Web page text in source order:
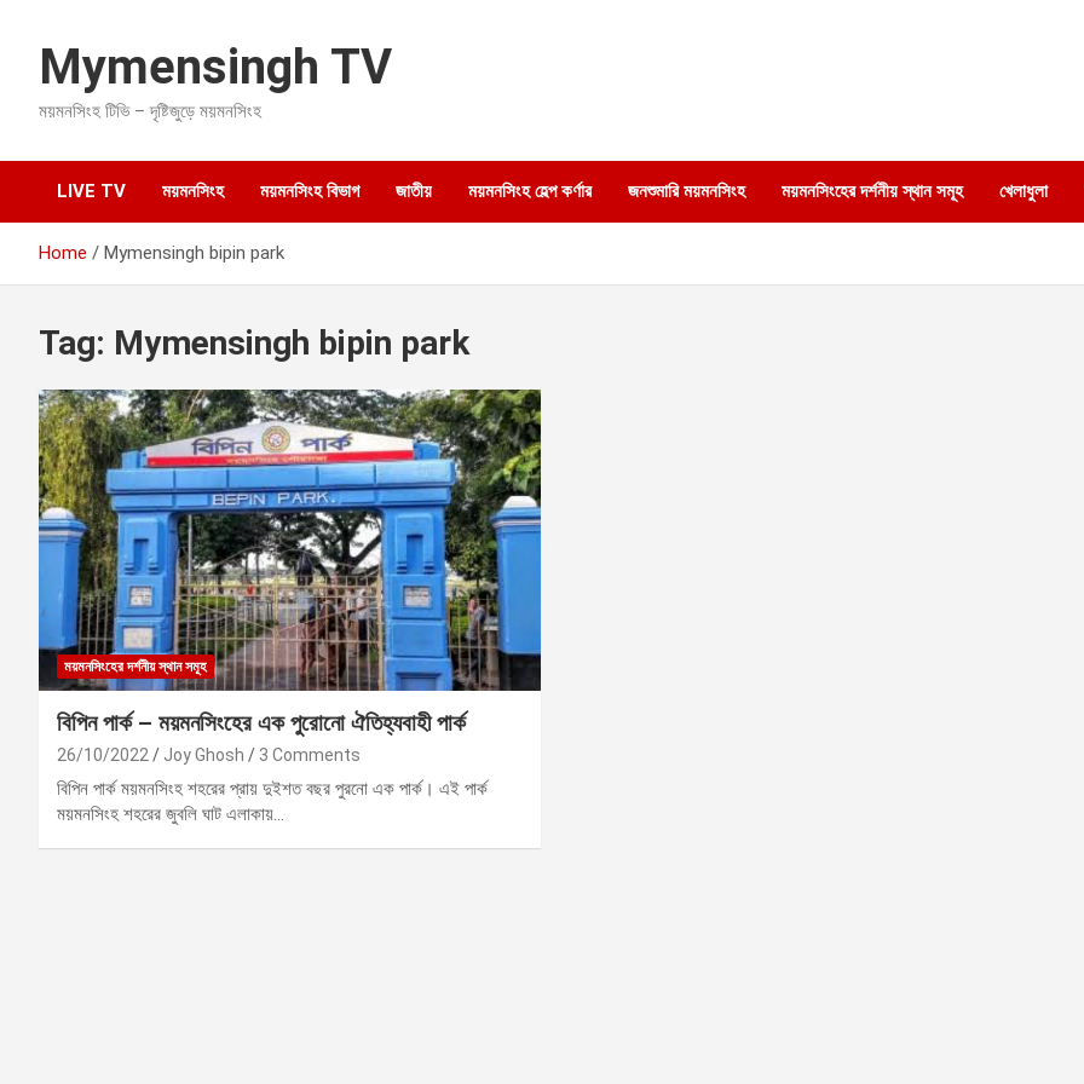
c
n
Mymensingh TV
ময়মনসিংহ টিভি – দৃষ্টিজুড়ে ময়মনসিংহ
LIVE TV ময়মনসিংহ ময়মনসিংহ বিভাগ জাতীয় ময়মনসিংহ হেল্প কর্ণার জনশুমারি ময়মনসিংহ ময়মনসিংহের দর্শনীয় স্থান সমূহ খেলাধুলা
Home Mymensingh bipin park
Tag: Mymensingh bipin park
ময়মনসিংহের দর্শনীয় স্থান সমূহ
বিপিন পার্ক – ময়মনসিংহের এক পুরোনো ঐতিহ্যবাহী পার্ক
26/10/2022 Joy Ghosh 3 Comments
বিপিন পার্ক ময়মনসিংহ শহরের প্রায় দুইশত বছর পুরনো এক পার্ক। এই পার্ক
ময়মনসিংহ শহরের জুবলি ঘাট এলাকায়…